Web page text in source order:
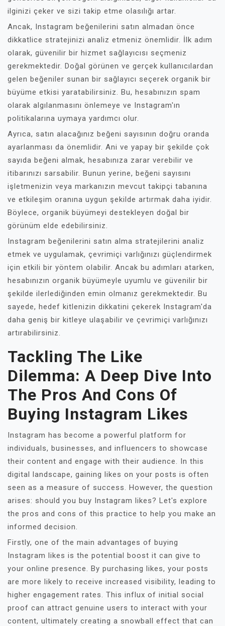
ilginizi çeker ve sizi takip etme olasılığı artar.
Ancak, Instagram beğenilerini satın almadan önce
dikkatlice stratejinizi analiz etmeniz önemlidir. İlk adım
olarak, güvenilir bir hizmet sağlayıcısı seçmeniz
gerekmektedir. Doğal görünen ve gerçek kullanıcılardan
gelen beğeniler sunan bir sağlayıcı seçerek organik bir
büyüme etkisi yaratabilirsiniz. Bu, hesabınızın spam
olarak algılanmasını önlemeye ve Instagram'ın
politikalarına uymaya yardımcı olur.
Ayrıca, satın alacağınız beğeni sayısının doğru oranda
ayarlanması da önemlidir. Ani ve yapay bir şekilde çok
sayıda beğeni almak, hesabınıza zarar verebilir ve
itibarınızı sarsabilir. Bunun yerine, beğeni sayısını
işletmenizin veya markanızın mevcut takipçi tabanına
ve etkileşim oranına uygun şekilde artırmak daha iyidir.
Böylece, organik büyümeyi destekleyen doğal bir
görünüm elde edebilirsiniz.
Instagram beğenilerini satın alma stratejilerini analiz
etmek ve uygulamak, çevrimiçi varlığınızı güçlendirmek
için etkili bir yöntem olabilir. Ancak bu adımları atarken,
hesabınızın organik büyümeyle uyumlu ve güvenilir bir
şekilde ilerlediğinden emin olmanız gerekmektedir. Bu
sayede, hedef kitlenizin dikkatini çekerek Instagram'da
daha geniş bir kitleye ulaşabilir ve çevrimiçi varlığınızı
artırabilirsiniz.
Tackling The Like
Dilemma: A Deep Dive Into
The Pros And Cons Of
Buying Instagram Likes
Instagram has become a powerful platform for
individuals, businesses, and influencers to showcase
their content and engage with their audience. In this
digital landscape, gaining likes on your posts is often
seen as a measure of success. However, the question
arises: should you buy Instagram likes? Let's explore
the pros and cons of this practice to help you make an
informed decision.
Firstly, one of the main advantages of buying
Instagram likes is the potential boost it can give to
your online presence. By purchasing likes, your posts
are more likely to receive increased visibility, leading to
higher engagement rates. This influx of initial social
proof can attract genuine users to interact with your
content, ultimately creating a snowball effect that can